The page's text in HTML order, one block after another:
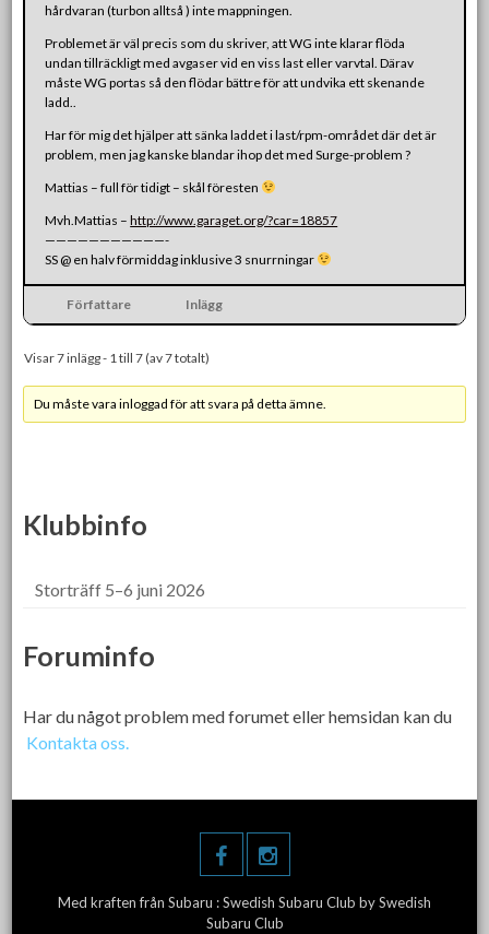
hårdvaran (turbon alltså ) inte mappningen.
Problemet är väl precis som du skriver, att WG inte klarar flöda
undan tillräckligt med avgaser vid en viss last eller varvtal. Därav
måste WG portas så den flödar bättre för att undvika ett skenande
ladd..
Har för mig det hjälper att sänka laddet i last/rpm-området där det är
problem, men jag kanske blandar ihop det med Surge-problem ?
Mattias – full för tidigt – skål föresten
Mvh.Mattias –http://www.garaget.org/?car=18857
———————————-
SS @ en halv förmiddag inklusive 3 snurrningar
Författare Inlägg
Visar 7 inlägg - 1 till 7 (av 7 totalt)
Du måste vara inloggad för att svara på detta ämne.
Klubbinfo
Storträff 5–6 juni 2026
Foruminfo
Har du något problem med forumet eller hemsidan kan du
Kontakta oss.
Med kraften från Subaru :Swedish Subaru Club by Swedish
Subaru Club